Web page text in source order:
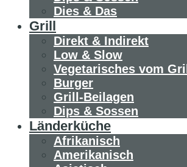
Dies & Das
Grill
Direkt & Indirekt
Low & Slow
Vegetarisches vom Grill
Burger
Grill-Beilagen
Dips & Sossen
Länderküche
Afrikanisch
Amerikanisch